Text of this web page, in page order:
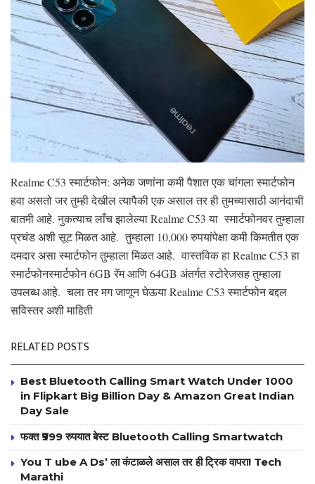
Realme C53 स्मार्टफोन: अनेक जणांना कमी पैशात एक चांगला स्मार्टफोन
हवा असतो जर तुम्ही देखील त्यापैकी एक असाल तर ही तुमच्यासाठी आनंदाची
बातमी आहे. नुकत्याच लाँच झालेल्या Realme C53 या स्मार्टफोनवर तुम्हाला
प्रचंड अशी सूट मिळत आहे. तुम्हाला 10,000 रुपयांपेक्षा कमी किमतीत एक
दमदार असा स्मार्टफोन तुम्हाला मिळत आहे. वास्तविक हा Realme C53 हा
स्मार्टफोनस्मार्टफोन 6GB रॅम आणि 64GB अंतर्गत स्टोरेजसह तुम्हाला
उपलब्ध आहे. चला तर मग जाणून घेऊया Realme C53 स्मार्टफोन बद्दल
सविस्तर अशी माहिती
RELATED POSTS
Best Bluetooth Calling Smart Watch Under 1000
in Flipkart Big Billion Day & Amazon Great Indian
Day Sale
फक्त ₹999 रुपयात बेस्ट Bluetooth Calling Smartwatch
You T ube A Ds’ ला कंटाळले असाल तर ही ट्रिक वापरा! Tech
Marathi